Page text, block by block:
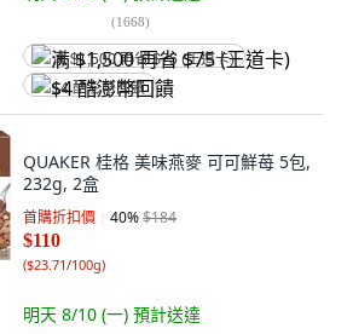
(1668)
满 $1,500 再省 $75 (王道卡)
$4 酷澎幣回饋
QUAKER 桂格 美味燕麥 可可鮮苺 5包,
232g, 2盒
首購折扣價 40%$184
$110
($23.71/100g)
明天 8/10 (一) 預計送達